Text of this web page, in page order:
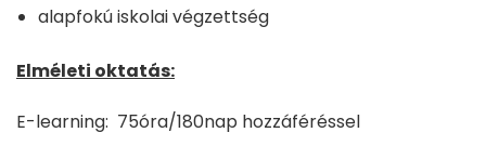
alapfokú iskolai végzettség
Elméleti oktatás:
E-learning: 75óra/180nap hozzáféréssel